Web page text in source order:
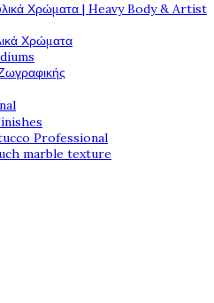
Χρώματα | Heavy Body & Artist
Χρώματα
Professional
marble texture